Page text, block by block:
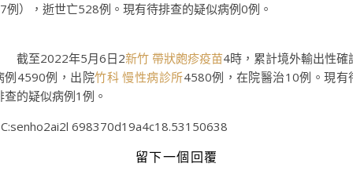
例），逝世亡528例。現有待排查的疑似病例0例。
至2022年5月6日2新竹 帶狀皰疹疫苗4時，累計境外輸出性確
例4590例，出院竹科 慢性病診所4580例，在院醫治10例。現有
查的疑似病例1例。
698370d19a4c18.53150638
留下一個回覆